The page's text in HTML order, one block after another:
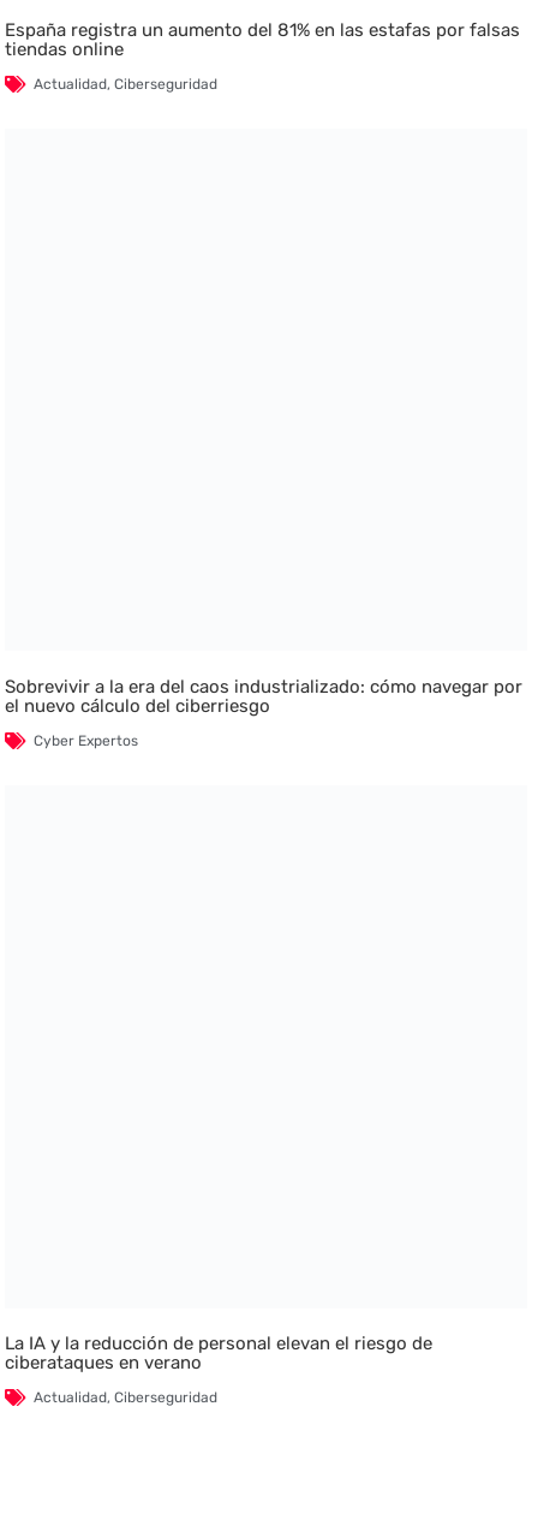
España registra un aumento del 81% en las estafas por falsas
tiendas online
Actualidad,Ciberseguridad
Sobrevivir a la era del caos industrializado: cómo navegar por
el nuevo cálculo del ciberriesgo
Cyber Expertos
La IA y la reducción de personal elevan el riesgo de
ciberataques en verano
Actualidad,Ciberseguridad